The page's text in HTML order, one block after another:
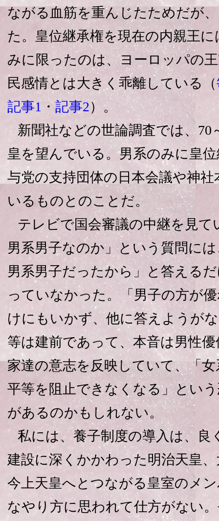
ながる血筋を重んじたためだが
た。皇位継承権を現在の内親王
みに限ったのは、ヨーロッパの
民感情とは大きく乖離している（
記事1 ・ 記事2）。
新聞社などの世論調査では、70
皇を望んでいる。男系のみに皇
与党の支持団体の日本会議や神
いるものとのことだ。
テレビで国会審議の中継を見て
男系男子なのか」という質問に
男系男子だったから」と答える
っていなかった。「男子の方が
けにもいかず、他に答えようが
等は建前であって、本音は男性
家達の意志を反映していて、「
平等を阻止できなくなる」とい
があるのかもしれない。
私には、養子制度の導入は、良
建設に深くかかわった明治天皇
今上天皇へとつながる皇室のメ
なやり方に思われて仕方がない